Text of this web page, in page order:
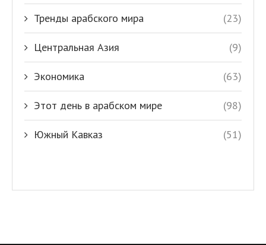
Тренды арабского мира (23)
Центральная Азия (9)
Экономика (63)
Этот день в арабском мире (98)
Южный Кавказ (51)